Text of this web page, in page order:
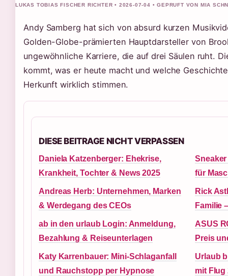
LUKAS TOBIAS FISCHER RICHTER • 2026-07-04 • GEPRUFT VON MIA
Andy Samberg hat sich von absurd kurzen
Golden-Globe-prämierten Hauptdarsteller von
ungewöhnliche Karriere, die auf drei Säulen ruht.
kommt, was er heute macht und welche
Herkunft wirklich stimmen.
DIESE BEITRAGE NICHT VERPASSEN
Daniela Katzenberger: Ehekrise,
Krankheit, Tochter & News 2025
für
Andreas Herb: Unternehmen, Marken
& Werdegang des CEOs
Rick
Familie
ab in den urlaub Login: Anmeldung,
Bezahlung & Reiseunterlagen
ASUS
Preis
Katy Karrenbauer: Mini-Schlaganfall
und Rauchstopp per Hypnose
Urlaub
mit Flug